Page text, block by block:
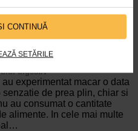
CONTINUĂ
SETĂRILE
considerat…
plin: cand indica o afectiune si
digestiv
experimentat macar o data
senzatie de prea plin, chiar si
au consumat o cantitate
alimente. In cele mai multe